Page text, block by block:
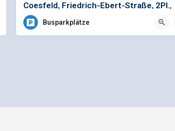
Coesfeld, Friedrich-Ebert-Straße, 2Pl.,
Kostenlos
Busparkplätze